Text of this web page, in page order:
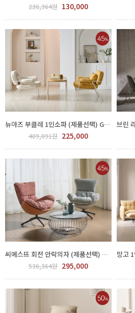
236,364원 130,000
뉴아즈 부클레 1인소파 (제품선택) GPP 450-143-3
409,091원 225,000
씨에스뜨 회전 안락의자 (제품선택) GPP 450-142-1
536,364원 295,000